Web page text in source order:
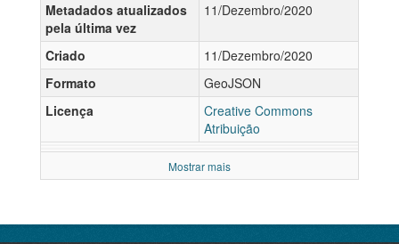
Metadados atualizados
pela última vez
11/Dezembro/2020
Criado
11/Dezembro/2020
Formato
GeoJSON
Licença
Creative Commons
Atribuição
Mostrar mais